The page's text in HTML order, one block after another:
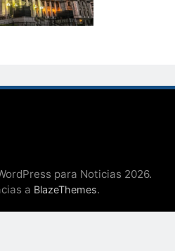
para Noticias 2026.
a BlazeThemes.